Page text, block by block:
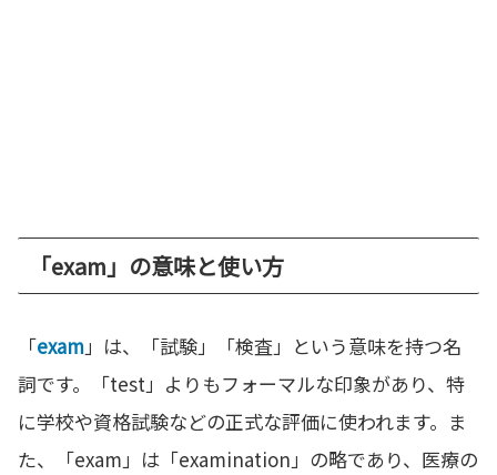
「exam」の意味と使い方
「exam」は、「試験」「検査」という意味を持つ名
詞です。「test」よりもフォーマルな印象があり、特
に学校や資格試験などの正式な評価に使われます。ま
た、「exam」は「examination」の略であり、医療の